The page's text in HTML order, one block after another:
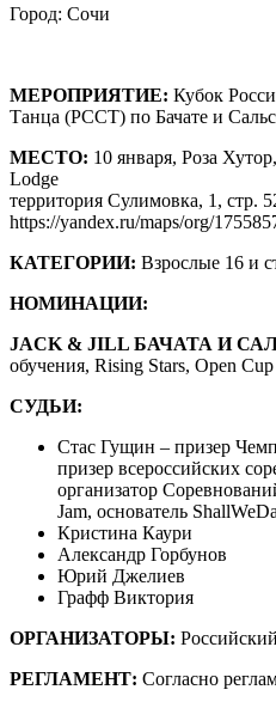
Город: Сочи
МЕРОПРИЯТИЕ: Кубок
Танца (РССТ) по Бачате и
МЕСТО: 10 января, Роза
Lodge
территория Сулимовка, 1, стр.
https://yandex.ru/maps/org/
КАТЕГОРИИ: Взрослые 16 и
НОМИНАЦИИ:
JACK & JILL БАЧАТА И
обучения, Rising Stars, Open Cup
СУДЬИ:
Стас Гущин – призер
призер всероссийских
организатор
Jam, основатель
Кристина Каури
Александр Горбунов
Юрий Джелиев
Графф Виктория
ОРГАНИЗАТОРЫ:
РЕГЛАМЕНТ: Согласно